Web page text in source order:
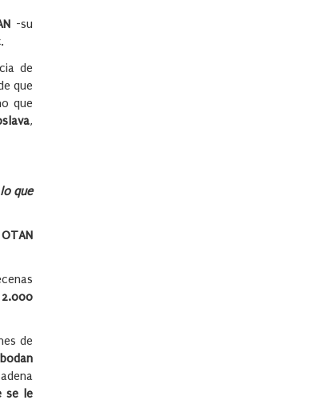
-su
.
de
que
que
,
que
OTAN
2.000
de
se le